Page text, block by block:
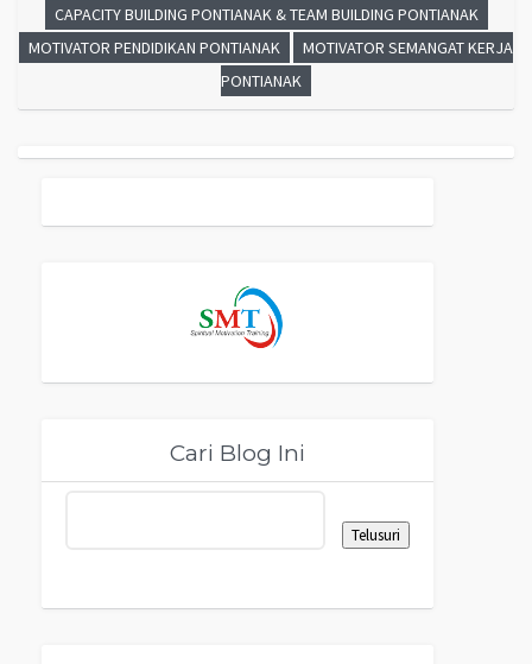
CAPACITY BUILDING PONTIANAK & TEAM BUILDING PONTIANAK
MOTIVATOR PENDIDIKAN PONTIANAK
MOTIVATOR SEMANGAT KERJA
PONTIANAK
Cari Blog Ini